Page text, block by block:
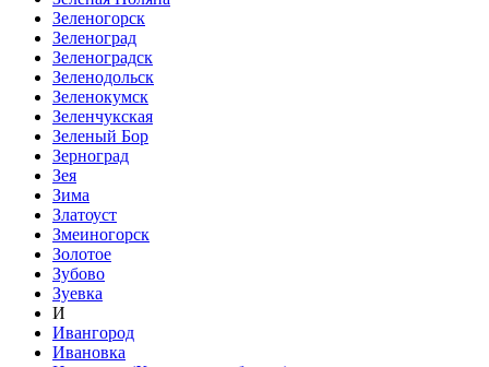
Зеленогорск
Зеленоград
Зеленоградск
Зеленодольск
Зеленокумск
Зеленчукская
Зеленый Бор
Зерноград
Зея
Зима
Златоуст
Змеиногорск
Золотое
Зубово
Зуевка
И
Ивангород
Ивановка